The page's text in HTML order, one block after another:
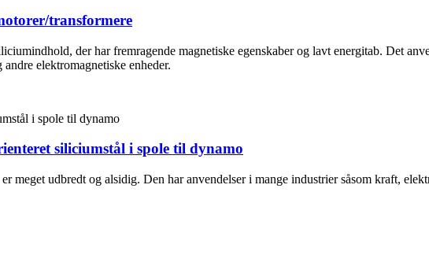
transformere
der har fremragende magnetiske egenskaber og lavt energitab. Det
elektromagnetiske enheder.
siliciumstål i spole til dynamo
meget udbredt og alsidig. Den har anvendelser i mange industrier såsom kraft,